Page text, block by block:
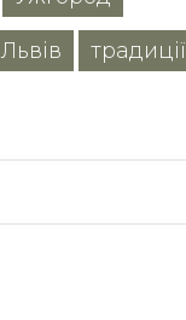
Львів традиції